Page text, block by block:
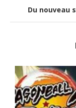
Du nouveau